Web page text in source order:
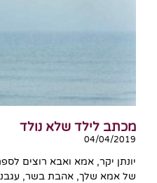
מכתב לילד שלא נולד
04/04/2019
של אמא שלך, אהבת בשר,